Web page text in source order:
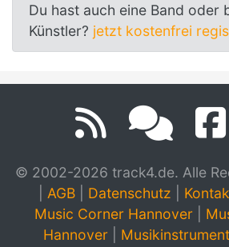
Du hast auch eine Band oder
Künstler? jetzt kostenfrei
© 2002-2026 track4.de. Alle
AGB Datenschutz
Music Corner Hannover
Hannover